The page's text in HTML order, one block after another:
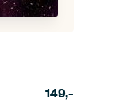
149,-